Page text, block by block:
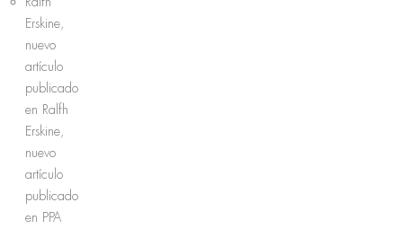
Erskine,
nuevo
artículo
publicado
en Ralfh
Erskine,
nuevo
artículo
publicado
en PPA